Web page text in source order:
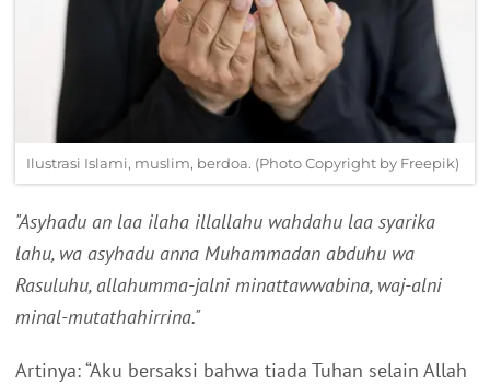
Ilustrasi Islami, muslim, berdoa. (Photo Copyright by Freepik)
"Asyhadu an laa ilaha illallahu wahdahu laa syarika
lahu, wa asyhadu anna Muhammadan abduhu wa
Rasuluhu, allahumma-jalni minattawwabina, waj-alni
minal-mutathahirrina."
Artinya: “Aku bersaksi bahwa tiada Tuhan selain Allah